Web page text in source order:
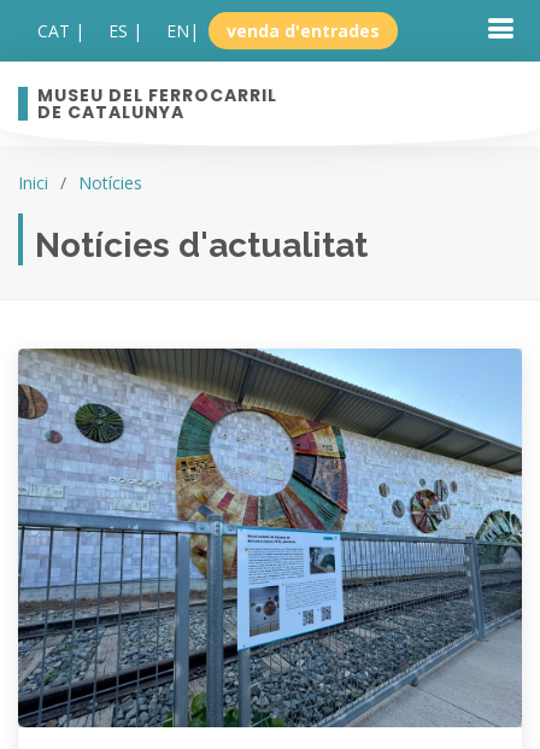
CAT | ES | EN | venda d'entrades
MUSEU DEL FERROCARRIL
DE CATALUNYA
Inici Notícies
Notícies d'actualitat